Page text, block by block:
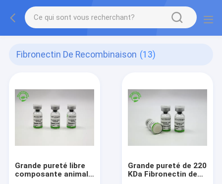
Fibronectin De Recombinaison (13)
Grande pureté libre
composante animale
Grande pureté de 220
KDa Fibronectin de